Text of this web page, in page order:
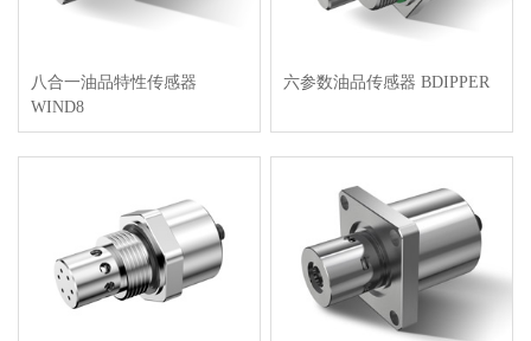
八合一油品特性传感器
WIND8
六参数油品传感器 BDIPPER